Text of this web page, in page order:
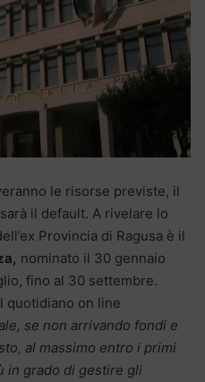
le risorse previste, il
sarà il default. A rivelare lo
Provincia di Ragusa è il
nominato il 30 gennaio
fino al 30 settembre.
quotidiano on line
se non arrivando fondi e
al massimo entro i primi
in grado di gestire gli